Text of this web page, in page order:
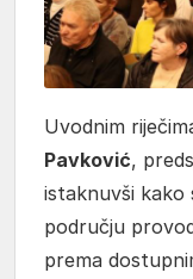
Uvodnim
Pavković,
istaknuvši kako
području
prema